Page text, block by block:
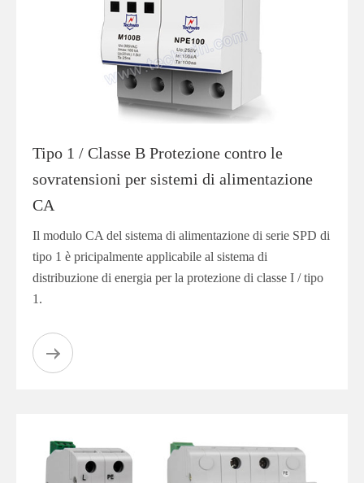
Tipo 1 / Classe B Protezione contro le
sovratensioni per sistemi di alimentazione
CA
Il modulo CA del sistema di alimentazione di serie SPD di
tipo 1 è pricipalmente applicabile al sistema di
distribuzione di energia per la protezione di classe I / tipo
1.